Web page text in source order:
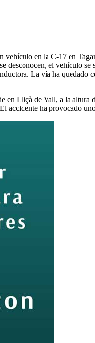
vehículo en la C-17 en
desconocen, el vehículo se
La vía ha quedado
en Lliçà de Vall, a la altura
El accidente ha provocado